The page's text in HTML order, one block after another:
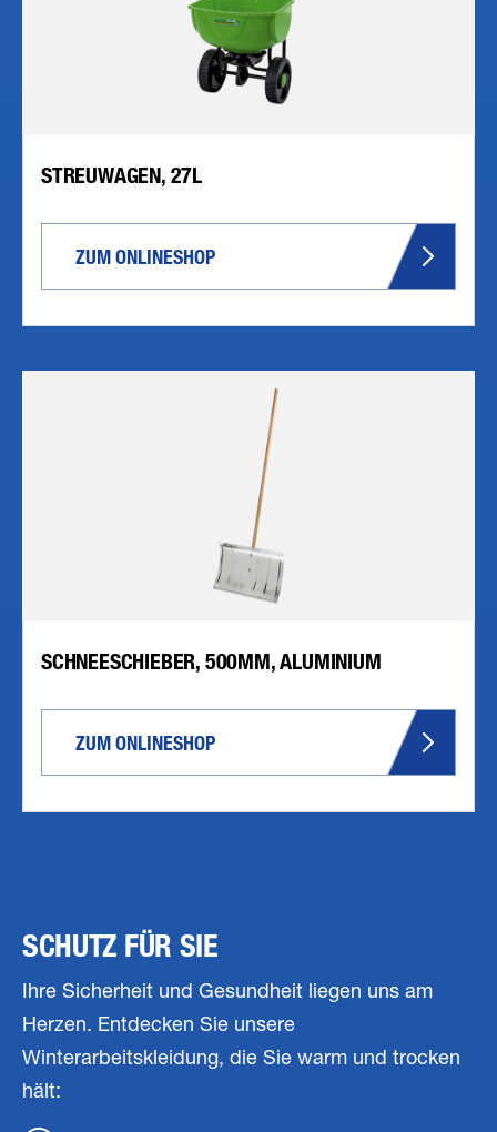
STREUWAGEN, 27L
ZUM ONLINESHOP
SCHNEESCHIEBER, 500MM, ALUMINIUM
ZUM ONLINESHOP
SCHUTZ FÜR SIE
Ihre Sicherheit und Gesundheit liegen uns am
Herzen. Entdecken Sie unsere
Winterarbeitskleidung, die Sie warm und trocken
hält: